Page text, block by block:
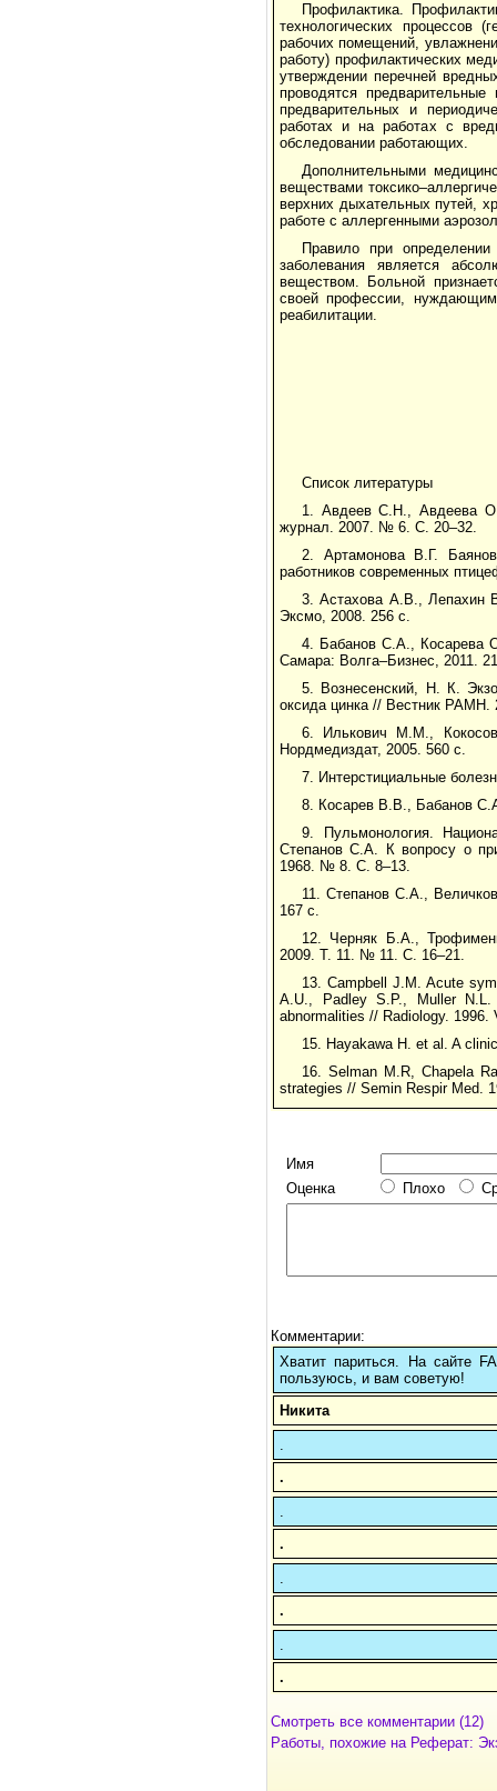
Профилактика.
технологических процессов
рабочих помещений,
работу) профилактических
утверждении перечней
проводятся
предварительных и
работах и на работах с
обследовании работающих.
Дополнительными
веществами
верхних дыхательных путей,
работе с аллергенными
Правило при определении
заболевания является
веществом. Больной
своей профессии,
реабилитации.
Список литературы
1. Авдеев С.Н., Авдеева
журнал. 2007. № 6. С. 20–32.
2. Артамонова В.Г.
работников современных
3. Астахова А.В., Лепахин
Эксмо, 2008. 256 с.
4. Бабанов С.А., Косарева
Самара: Волга–Бизнес, 2011.
5. Вознесенский, Н. К.
оксида цинка // Вестник
6. Илькович М.М.,
Нордмедиздат, 2005. 560 с.
7. Интерстициальные
8. Косарев В.В., Бабанов
9. Пульмонология.
Степанов С.А. К вопросу о
1968. № 8. С. 8–13.
11. Степанов С.А.,
167 с.
12. Черняк Б.А.,
2009. Т. 11. № 11. С. 16–21.
13. Campbell J.M. Acute
A.U., Padley S.P., Muller N.L.
abnormalities // Radiology. 1996.
15. Hayakawa H. et al. A
16. Selman M.R, Chapela
strategies // Semin Respir Med.
Имя
Оценка
Плохо
Комментарии:
Хватит париться. На сайте
пользуюсь, и вам советую!
Никита
.
.
.
.
Смотреть все комментарии (12)
Работы, похожие на Реферат: